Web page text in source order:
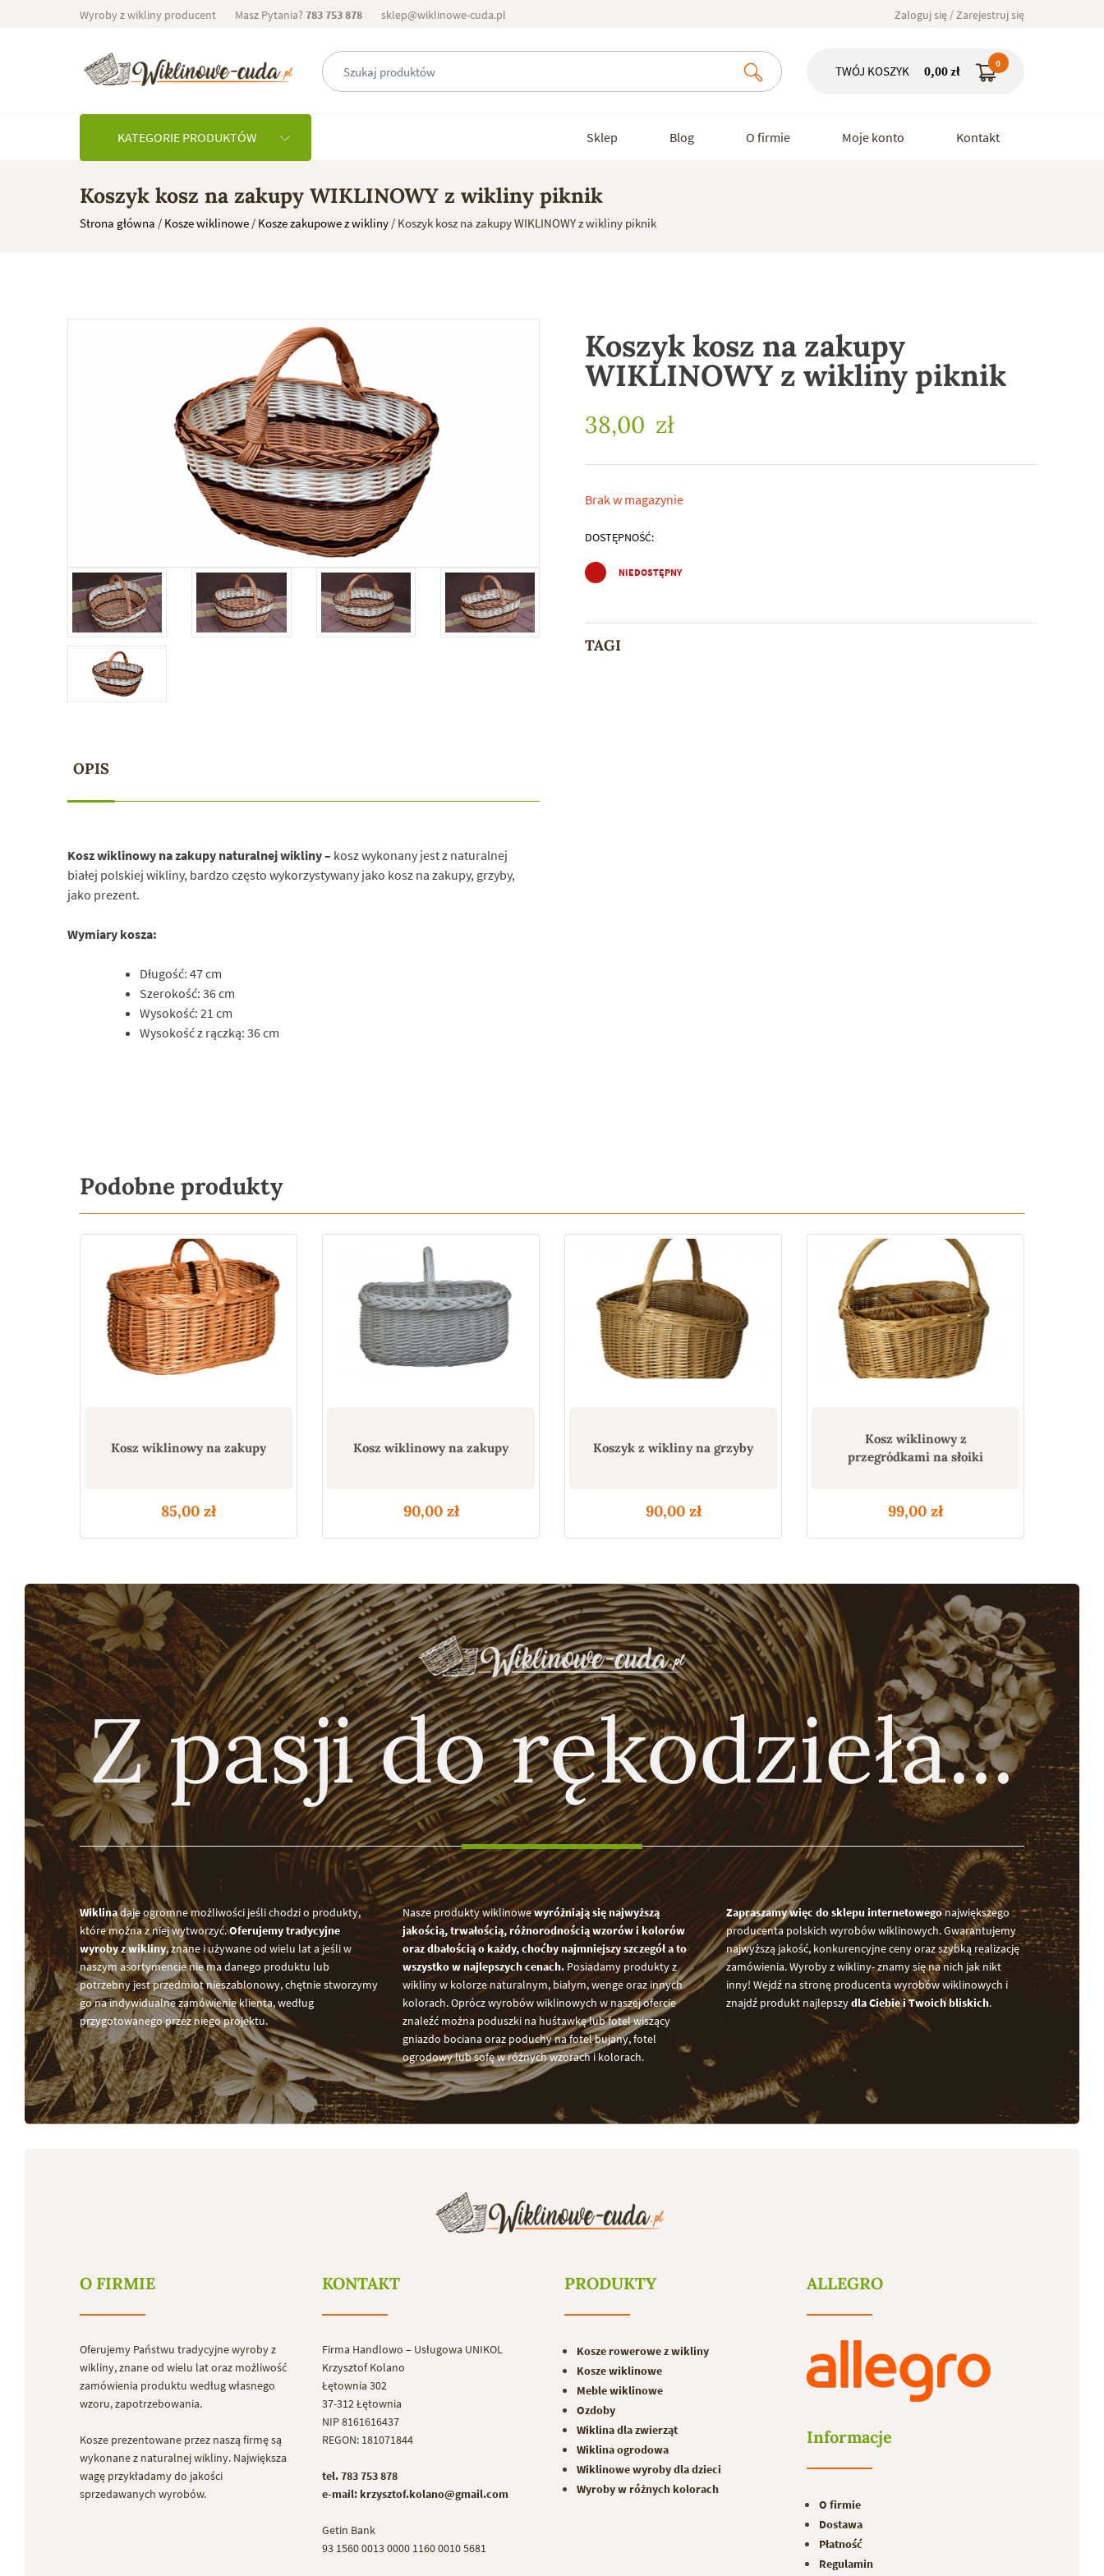
Wyroby z wikliny producent Masz Pytania?783 753 878 sklep@wiklinowe-cuda.pl Zaloguj się / Zarejestruj się
TWÓJ KOSZYK 0,00zł
0
KATEGORIE PRODUKTÓW Sklep Blog O firmie Moje konto Kontakt
Koszyk kosz na zakupy WIKLINOWY z wikliny piknik
Strona główna / Kosze wiklinowe / Kosze zakupowe z wikliny / Koszyk kosz na zakupy WIKLINOWY z wikliny piknik
OPIS
Kosz wiklinowy na zakupy naturalnej wikliny – kosz wykonany jest z naturalnej
białej polskiej wikliny, bardzo często wykorzystywany jako kosz na zakupy, grzyby,
jako prezent.
Wymiary kosza:
Długość: 47 cm
Szerokość: 36 cm
Wysokość: 21 cm
Wysokość z rączką: 36 cm
Koszyk kosz na zakupy
WIKLINOWY z wikliny piknik
38,00 zł
Brak w magazynie
DOSTĘPNOŚĆ:
NIEDOSTĘPNY
TAGI
Podobne produkty
Kosz wiklinowy na zakupy
85,00 zł
Kosz wiklinowy na zakupy
90,00 zł
Koszyk z wikliny na grzyby
90,00 zł
Kosz wiklinowy z
przegródkami na słoiki
99,00 zł
Z pasji do rękodzieła...
Wiklinadaje ogromne możliwości jeśli chodzi o produkty,
które można z niej wytworzyć.Oferujemy tradycyjne
wyroby z wikliny, znane i używane od wielu lat a jeśli w
naszym asortymencie nie ma danego produktu lub
potrzebny jest przedmiot nieszablonowy, chętnie stworzymy
go na indywidualne zamówienie klienta, według
przygotowanego przez niego projektu.
Nasze produkty wiklinowewyróżniają się najwyższą
jakością, trwałością, różnorodnością wzorów i kolorów
oraz dbałością o każdy, choćby najmniejszy szczegół a to
wszystko w najlepszych cenach. Posiadamy produkty z
wikliny w kolorze naturalnym, białym, wenge oraz innych
kolorach. Oprócz wyrobów wiklinowych w naszej ofercie
znaleźć można poduszki na huśtawkę lub fotel wiszący
gniazdo bociana oraz poduchy na fotel bujany, fotel
ogrodowy lub sofę w różnych wzorach i kolorach.
Zapraszamy więc do sklepu internetowegonajwiększego
producenta polskich wyrobów wiklinowych. Gwarantujemy
najwyższą jakość, konkurencyjne ceny oraz szybką realizację
zamówienia. Wyroby z wikliny- znamy się na nich jak nikt
inny! Wejdź na stronę producenta wyrobów wiklinowych i
znajdź produkt najlepszydla Ciebie i Twoich bliskich.
O FIRMIE
Oferujemy Państwu tradycyjne wyroby z
wikliny, znane od wielu lat oraz możliwość
zamówienia produktu według własnego
wzoru, zapotrzebowania.
Kosze prezentowane przez naszą firmę są
wykonane z naturalnej wikliny. Największa
wagę przykładamy do jakości
sprzedawanych wyrobów.
KONTAKT
Firma Handlowo – Usługowa UNIKOL
Krzysztof Kolano
Łętownia 302
37-312 Łętownia
NIP 8161616437
REGON: 181071844
tel. 783 753 878
e-mail: krzysztof.kolano@gmail.com
Getin Bank
93 1560 0013 0000 1160 0010 5681
PRODUKTY
Kosze rowerowe z wikliny
Kosze wiklinowe
Meble wiklinowe
Ozdoby
Wiklina dla zwierząt
Wiklina ogrodowa
Wiklinowe wyroby dla dzieci
Wyroby w różnych kolorach
ALLEGRO
Informacje
O firmie
Dostawa
Płatność
Regulamin